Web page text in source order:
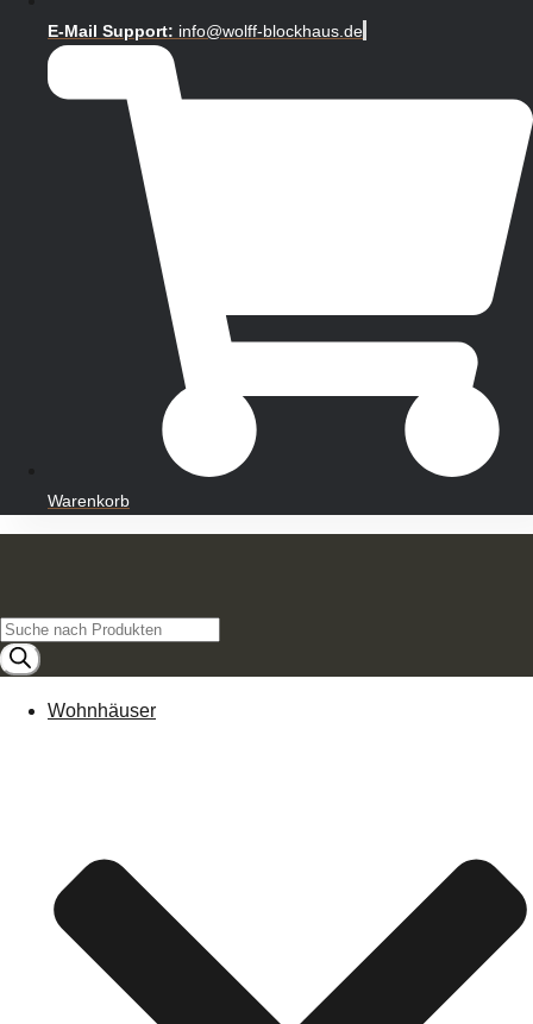
E-Mail Support: info@wolff-blockhaus.de
Warenkorb
Products
search
Wohnhäuser